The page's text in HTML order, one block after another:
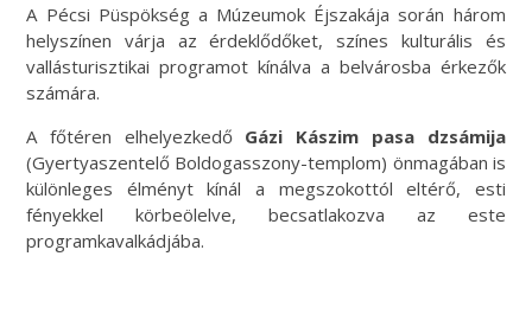
A Pécsi Püspökség a Múzeumok Éjszakája során három
helyszínen várja az érdeklődőket, színes kulturális és
vallásturisztikai programot kínálva a belvárosba érkezők
számára.
A főtéren elhelyezkedő Gázi Kászim pasa dzsámija
(Gyertyaszentelő Boldogasszony-templom) önmagában is
különleges élményt kínál a megszokottól eltérő, esti
fényekkel körbeölelve, becsatlakozva az este
programkavalkádjába.